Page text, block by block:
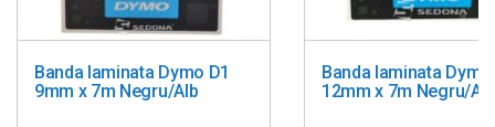
Banda laminata Dymo D1
9mm x 7m Negru/Alb
Banda laminata Dymo
12mm x 7m Negru/Alb